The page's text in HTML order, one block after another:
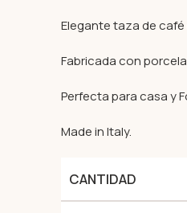
Elegante taza de
Fabricada con
Perfecta para casa y
Made in Italy.
CANTIDAD